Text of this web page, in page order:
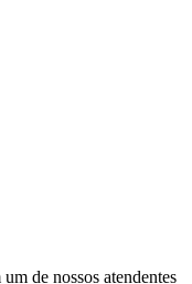
de nossos atendentes